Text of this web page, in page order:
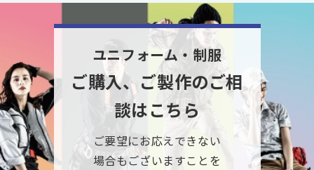
ユニフォーム・制服
ご購入、ご製作のご相
談はこちら
ご要望にお応えできない
場合もございますことを